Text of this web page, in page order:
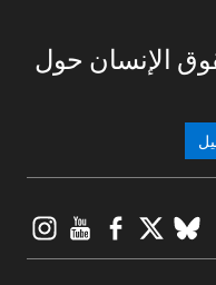
الإنسان حول
BlueSky
X